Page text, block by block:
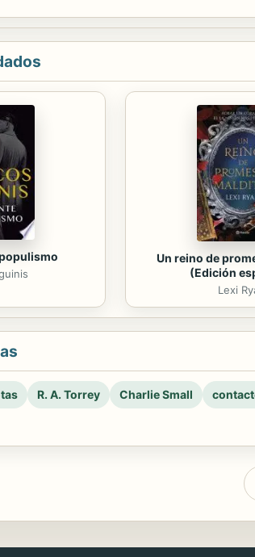
Un reino de
(Edición
Lexi
R. A. Torrey Charlie Small